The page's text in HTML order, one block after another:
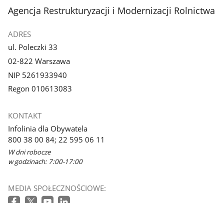
stopka
Agencja Restrukturyzacji i Modernizacji Rolnictwa
ADRES
ul. Poleczki 33
02-822 Warszawa
NIP 5261933940
Regon 010613083
KONTAKT
Infolinia dla Obywatela
800 38 00 84; 22 595 06 11
W dni robocze
w godzinach: 7:00-17:00
MEDIA SPOŁECZNOŚCIOWE: